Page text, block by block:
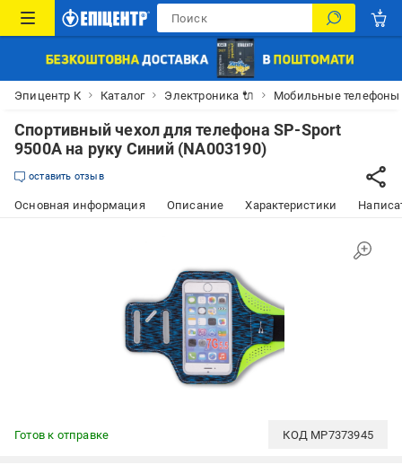
Эпицентр К Каталог Электроника 🔌 Мобильные телефоны
Спортивный чехол для телефона SP-Sport
9500A на руку Синий (NA003190)
оставить отзыв
Основная информация Описание Характеристики
Готов к отправке КОД MP7373945